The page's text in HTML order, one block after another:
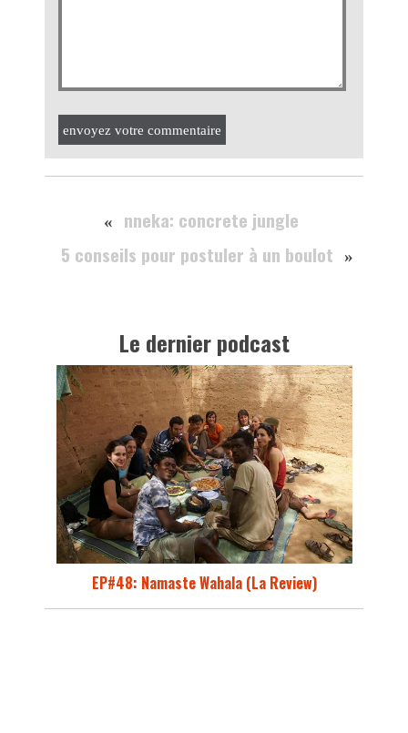
envoyez votre commentaire
«
nneka: concrete jungle
5 conseils pour postuler à un boulot
»
Le dernier podcast
EP#48: Namaste Wahala (La Review)